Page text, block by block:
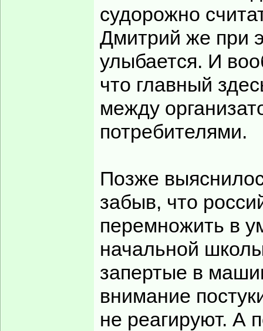
судорожно
Дмитрий же при
улыбается. И
что главный
между
потребителями.
Позже
забыв, что
перемножить в
начальной
запертые в
внимание
не реагируют. А